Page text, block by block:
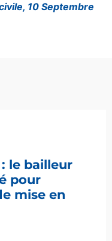
10 Septembre
le bailleur
pour
mise en